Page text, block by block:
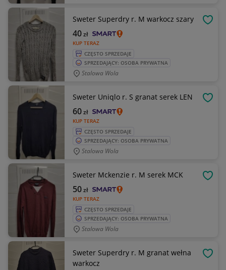
Sweter Superdry r. M warkocz szary
KUP TERAZ
40zł
CZĘSTO SPRZEDAJE
SPRZEDAJĄCY: OSOBA PRYWATNA
Stalowa Wola
Sweter Uniqlo r. S granat serek LEN
KUP TERAZ
60zł
CZĘSTO SPRZEDAJE
SPRZEDAJĄCY: OSOBA PRYWATNA
Stalowa Wola
Sweter Mckenzie r. M serek MCK
KUP TERAZ
50zł
CZĘSTO SPRZEDAJE
SPRZEDAJĄCY: OSOBA PRYWATNA
Stalowa Wola
Sweter Superdry r. M granat wełna
warkocz